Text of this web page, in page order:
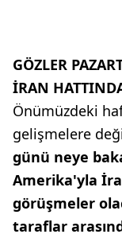
GÖZLER
İRAN
Önümüzdeki
gelişmelere
günü neye
Amerika'yla
görüşmeler
taraflar